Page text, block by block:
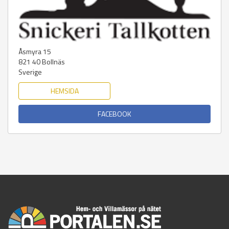
Åsmyra 15
821 40Bollnäs
Sverige
HEMSIDA
FACEBOOK